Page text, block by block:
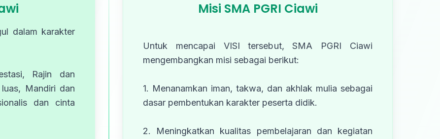
dalam karakter
Rajin dan
Mandiri dan
dan cinta
Misi SMA PGRI Ciawi
Untuk mencapai VISI tersebut, SMA PGRI Ciawi
mengembangkan misi sebagai berikut:
1. Menanamkan iman, takwa, dan akhlak mulia sebagai
dasar pembentukan karakter peserta didik.
2. Meningkatkan kualitas pembelajaran dan kegiatan